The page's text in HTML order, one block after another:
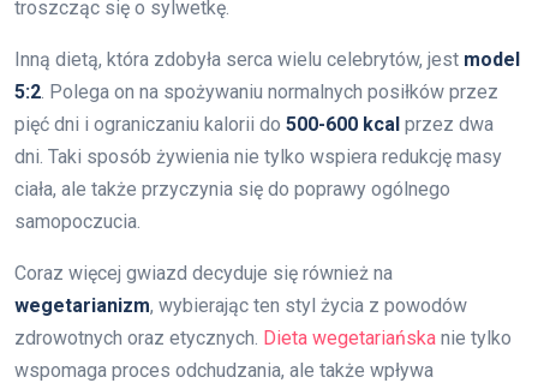
troszcząc się o sylwetkę.
Inną dietą, która zdobyła serca wielu celebrytów, jest model
5:2 . Polega on na spożywaniu normalnych posiłków przez
pięć dni i ograniczaniu kalorii do 500-600 kcal przez dwa
dni. Taki sposób żywienia nie tylko wspiera redukcję masy
ciała, ale także przyczynia się do poprawy ogólnego
samopoczucia.
Coraz więcej gwiazd decyduje się również na
wegetarianizm, wybierając ten styl życia z powodów
zdrowotnych oraz etycznych. Dieta wegetariańska nie tylko
wspomaga proces odchudzania, ale także wpływa